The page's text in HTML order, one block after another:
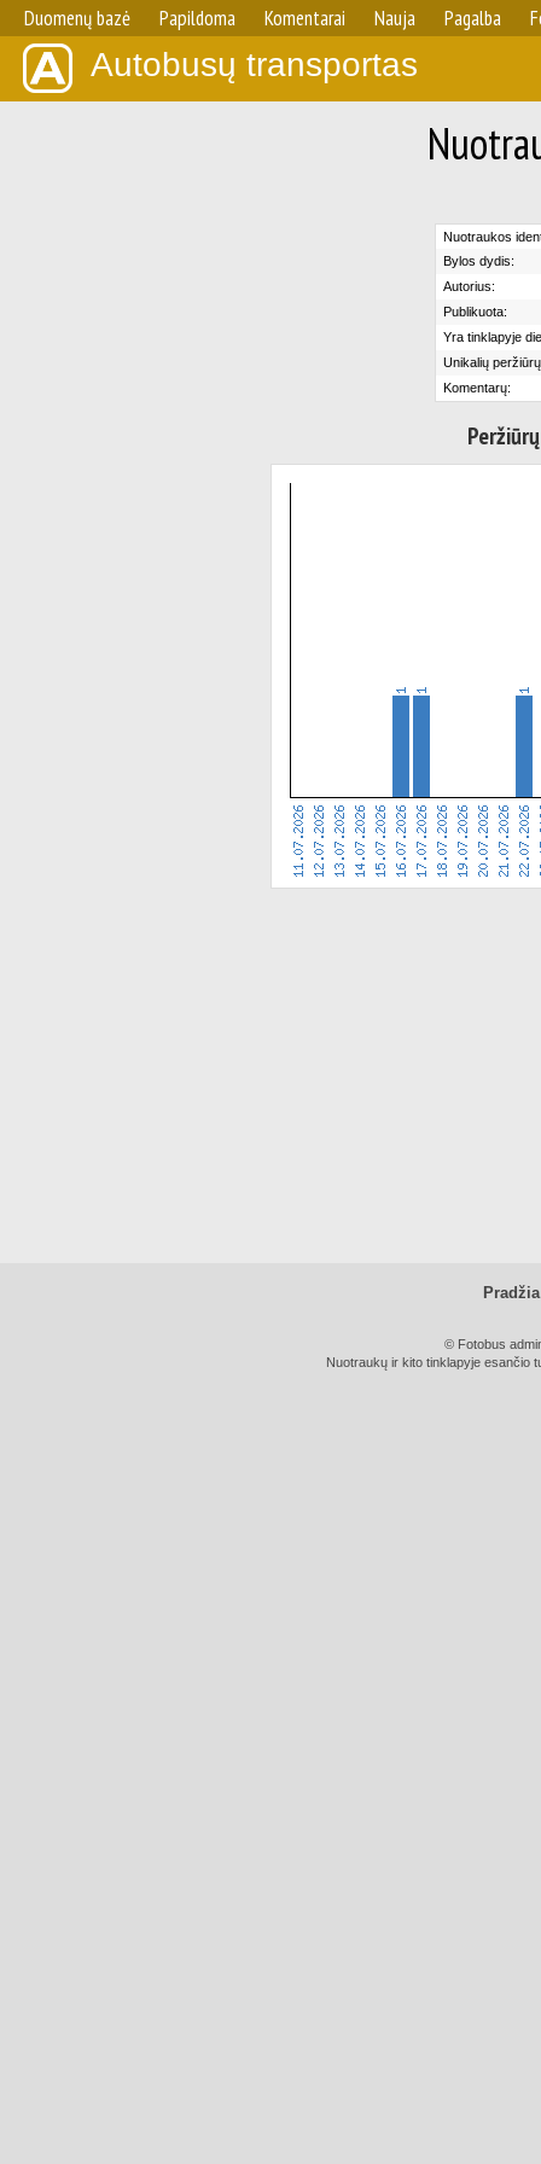
Duomenų bazė Papildoma Komentarai Nauja Pagalba
Autobusų transportas
Nuotraukos
Bylos dydis:
Autorius:
Publikuota:
Yra tinklapyje
Unikalių
Komentarų:
Pradžia
© Fotobus
Nuotraukų ir kito tinklapyje esančio